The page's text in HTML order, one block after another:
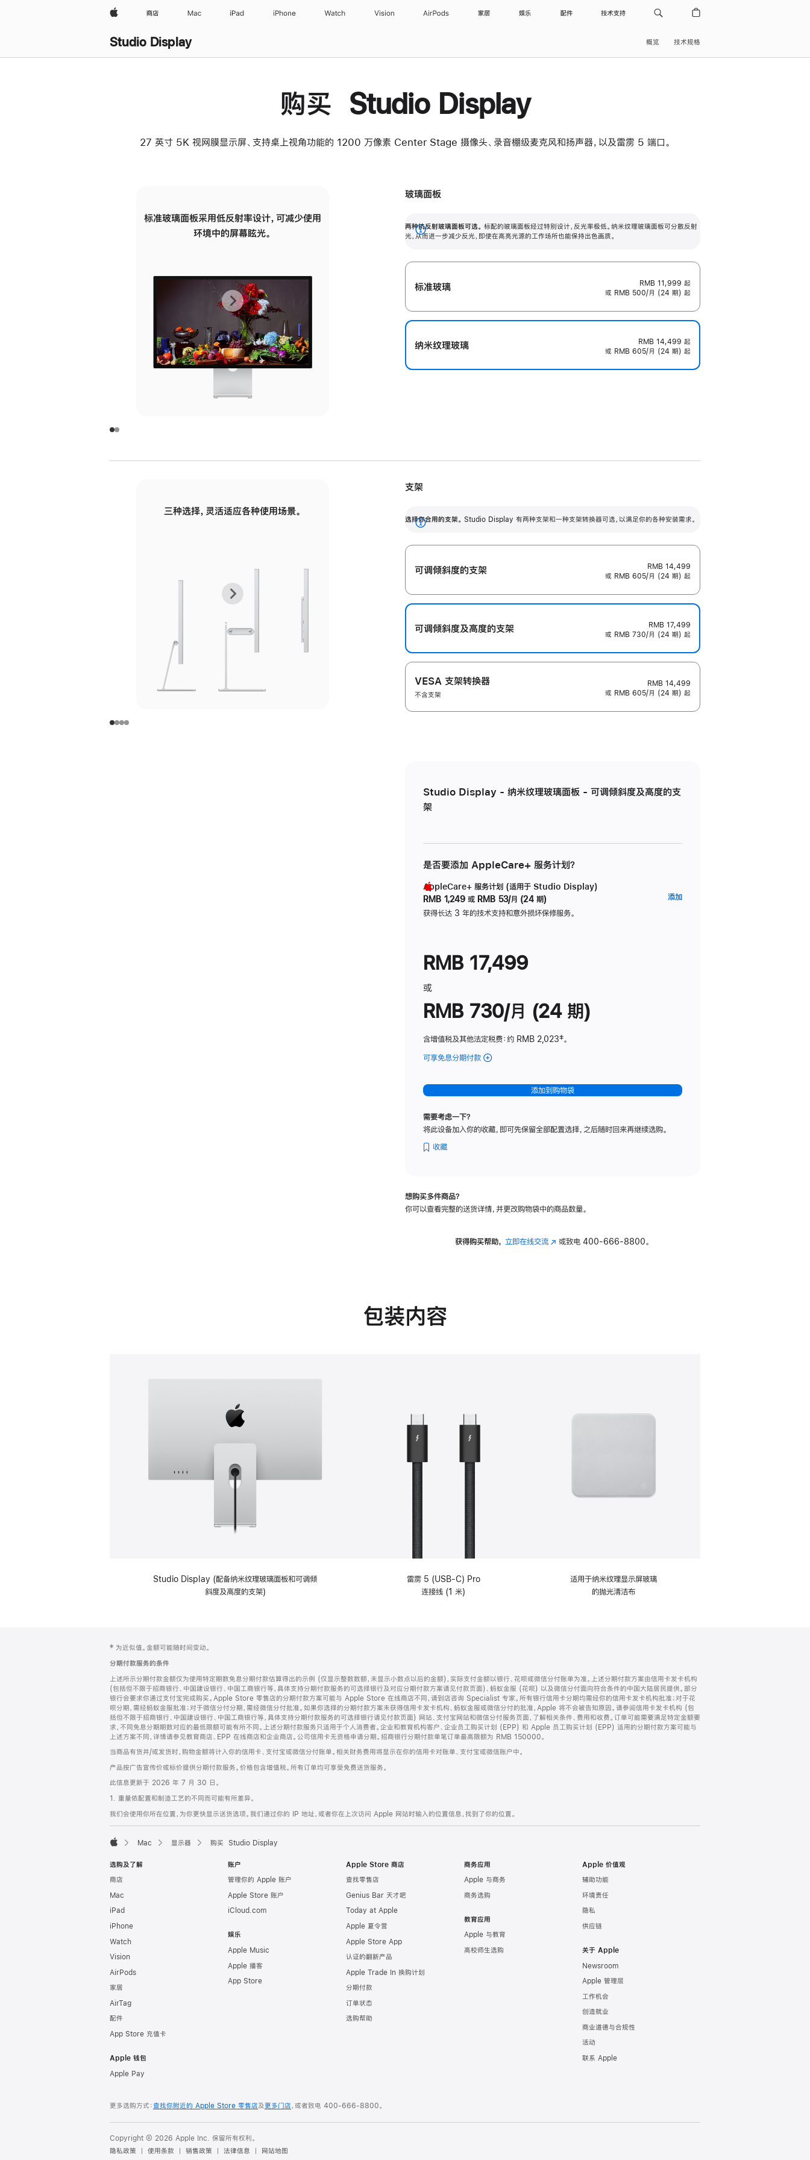
Apple 商店 Mac iPad iPhone Watch Vision AirPods 家居 娱乐 配件 技术支持
Studio Display 概览 技术规格
购买 Studio Display
27 英寸 5K 视网膜显示屏、支持桌上视角功能的 1200 万像素 Center Stage 摄像头、录音棚级麦克风和扬声器，以及雷雳 5 端口。
标准玻璃面板采用低反射率设计，可减少使用
环境中的屏幕眩光。
有高亮光源的场所使用，也能保持出色画质。
上
一
张
图
面
下
一
张
图
面
玻璃面板
两种抗反射玻璃面板可选。 标配的玻璃面板经过特别设计，反光率极低。纳米纹理玻璃面板可分散反射
光，从而进一步减少反光，即使在高亮光源的工作场所也能保持出色画质。
展
标准玻璃 RMB 11,999 起
或 RMB 500/月 (24 期) 起
纳米纹理玻璃 RMB 14,499 起
或 RMB 605/月 (24 期) 起
三种选择，灵活适应各种使用场景。
调节范围。
毫米的高度调节范围。
上
张
下
张
支架
选择你合用的支架。 Studio Display 有两种支架和一种支架转换器可选，以满足你的各种安装需求。
展
开
可调倾斜度的支架
RMB 14,499
或 RMB 605/月 (24 期) 起
可调倾斜度及高‍度的支‍架
RMB 17,499
或 RMB 730/月 (24 期) 起
VESA 支架转换器
不含支架
RMB 14,499
或 RMB 605/月 (24 期) 起
Studio Display - 纳米纹理玻璃面板 - 可调倾斜度及高度的支
架
是否要添加 AppleCare+ 服务计划？
AppleCare+ 服务计划 (适用于 Studio Display)
RMB 1,249 或 RMB 53/月 (24 期)
获得长达 3 年的技术支持和意外损坏保修服务。
添加
RMB 17,499
或
RMB 730/月 (24 期)
含增值税及其他法定税费：约 RMB 2,023脚
‡。
可享免息分期付款 (Studio
-
纳
理
可
斜
添加到购物袋
需要考虑一下？
将此设备加入你的收藏，即可先保留全部配置选择，之后随时回来再继续选购。
收藏
想购买多件商品？
你可以查看完整的送货详情，并更改购物袋中的商品数量。
获得购买帮助， 立即在线交流(在 或致电400-666-8800。
包装内容
Studio Display (配备纳米纹理玻璃面板和可调倾
斜度及高度的支架)
雷雳 5 (USB-C) Pro
连接线 (1 米)
适用于纳米纹理显示屏玻璃
的抛光清洁布
页
脚
注
‡ 为近似值。金额可能随时间变动。
分期付款服务的条件
上述所示分期付款金额仅为使用特定期数免息分期付款估算得出的示例 (仅显示整数数额，未显示小数点以后的金额)，实际支付金额以银行、花呗或微信分付账单为准。上述分期付款方案由信用卡发卡机构
(包括但不限于招商银行、中国建设银行、中国工商银行等，具体支持分期付款服务的可选择银行及对应分期付款方案请见付款页面)、蚂蚁金服 (花呗) 以及微信分付面向符合条件的中国大陆居民提供。部分
银行会要求你通过支付宝完成购买。Apple Store 零售店的分期付款方案可能与 Apple Store 在线商店不同，请到店咨询 Specialist 专家。所有银行信用卡分期均需经你的信用卡发卡机构批准；对于花
呗分期，需经蚂蚁金服批准；对于微信分付分期，需经微信分付批准。如果你选择的分期付款方案未获得信用卡发卡机构、蚂蚁金服或微信分付的批准，Apple 将不会被告知原因。请参阅信用卡发卡机构 (包
括但不限于招商银行、中国建设银行、中国工商银行等，具体支持分期付款服务的可选择银行请见付款页面) 网站、支付宝网站和微信分付服务页面，了解相关条件、费用和收费。订单可能需要满足特定金额要
求，不同免息分期期数对应的最低限额可能有所不同。上述分期付款服务只适用于个人消费者。企业和教育机构客户、企业员工购买计划 (EPP) 和 Apple 员工购买计划 (EPP) 适用的分期付款方案可能与
上述方案不同，详情请参见教育商店、EPP 在线商店和企业商店。公司信用卡无资格申请分期。招商银行分期付款单笔订单最高限额为 RMB 150000。
当商品有货并/或发货时，购物金额将计入你的信用卡、支付宝或微信分付账单。相关财务费用将显示在你的信用卡对账单、支付宝或微信账户中。
产品按广告宣传价或标价提供分期付款服务。价格包含增值税。所有订单均可享受免费送货服务。
此信息更新于 2026 年 7 月 30 日。
1. 重量依配置和制造工艺的不同而可能有所差异。
我们会使用你所在位置，为你更快显示送货选项。我们通过你的 IP 地址，或者你在上次访问 Apple 网站时输入的位置信息，找到了你的位置。
Mac 显示器 购买 Studio Display
选购及了解
商店
Mac
iPad
iPhone
Watch
Vision
AirPods
家居
AirTag
配件
App Store 充值卡
Apple 钱包
Apple Pay
账户
管理你的 Apple 账户
Apple Store 账户
iCloud.com
娱乐
Apple Music
Apple 播客
App Store
Apple Store 商店
查找零售店
Genius Bar 天才吧
Today at Apple
Apple 夏令营
Apple Store App
认证的翻新产品
Apple Trade In 换购计划
分期付款
订单状态
选购帮助
商务应用
Apple 与商务
商务选购
教育应用
Apple 与教育
高校师生选购
Apple 价值观
辅助功能
环境责任
隐私
供应链
关于 Apple
Newsroom
Apple 管理层
工作机会
创造就业
商业道德与合规性
活动
联系 Apple
更多选购方式：查找你附近的 Apple Store 零售店及更多门店，或者致电 400-666-8800。
Copyright © 2026 Apple Inc. 保留所有权利。
隐私政策
使用条款 销售政策 法律信息 网站地图